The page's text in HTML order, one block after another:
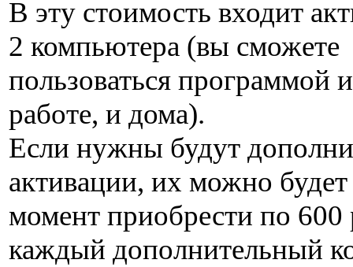
В эту стоимость входит
2 компьютера (вы сможете
пользоваться программой
работе, и дома).
Если нужны будут
активации, их можно
момент приобрести по 600
каждый дополнительный